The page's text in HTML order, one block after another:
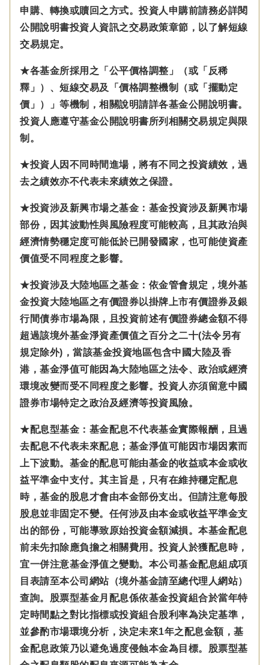
申購、轉換或贖回之方式。投資人申購前請務必詳閱
公開說明書投資人資訊之交易政策章節，以了解短線
交易規定。
★各基金所採用之「公平價格調整」（或「反稀
釋」）、短線交易及「價格調整機制（或「擺動定
價」）」等機制，相關說明請詳各基金公開說明書。
投資人應遵守基金公開說明書所列相關交易規定與限
制。
★投資人因不同時間進場，將有不同之投資績效，過
去之績效亦不代表未來績效之保證。
★投資涉及新興市場之基金：基金投資涉及新興市場
部份，因其波動性與風險程度可能較高，且其政治與
經濟情勢穩定度可能低於已開發國家，也可能使資產
價值受不同程度之影響。
★投資涉及大陸地區之基金： 依金管會規定， 境外基
金投資大陸地區之有價證券以掛牌上市有價證券及銀
行間債券市場為限，且投資前述有價證券總金額不得
超過該境外基金淨資產價值之百分之二十(法令另有
規定除外)， 當該基金投資地區包含中國大陸及香
港，基金淨值可能因為大陸地區之法令、政治或經濟
環境改變而受不同程度之影響。 投資人亦須留意中國
證券市場特定之政治及經濟等投資風險。
★配息型基金：基金配息不代表基金實際報酬，且過
去配息不代表未來配息；基金淨值可能因市場因素而
上下波動。基金的配息可能由基金的收益或本金或收
益平準金中支付。 其主旨是，只有在維持穩定配息
時，基金的股息才會由本金部份支出。但請注意每股
股息並非固定不變。 任何涉及由本金或收益平準金支
出的部份，可能導致原始投資金額減損。本基金配息
前未先扣除應負擔之相關費用。投資人於獲配息時，
宜一併注意基金淨值之變動。本公司基金配息組成項
目表請至本公司網站（境外基金請至總代理人網站）
查詢。股票型基金月配息係依基金投資組合於當年特
定時間點之對比指標或投資組合股利率為決定基準，
並參酌市場環境分析，決定未來1年之配息金額，基
金配息政策乃以避免過度侵蝕本金為目標。股票型基